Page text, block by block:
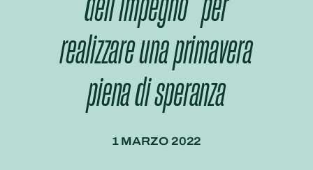
realizzare una primavera
piena di speranza
1 MARZO 2022